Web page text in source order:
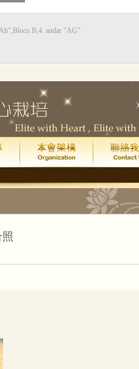
星期五 ) 晚上八點
售罄。
音樂學院 4 級鋼琴考試全年最高
，出席節目訪問，本會會長李周麗華
B,4. andar "AG"